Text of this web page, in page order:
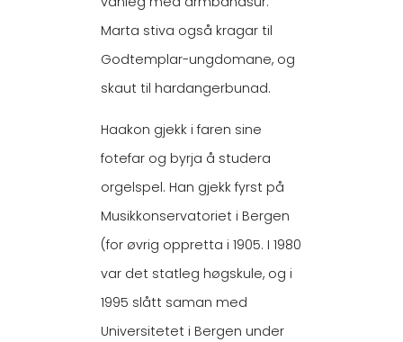
Marta stiva også kragar til
Godtemplar-ungdomane, og
skaut til hardangerbunad.
Haakon gjekk i faren sine
fotefar og byrja å studera
orgelspel. Han gjekk fyrst på
Musikkonservatoriet i Bergen
(for øvrig oppretta i 1905. I 1980
var det statleg høgskule, og i
1995 slått saman med
Universitetet i Bergen under